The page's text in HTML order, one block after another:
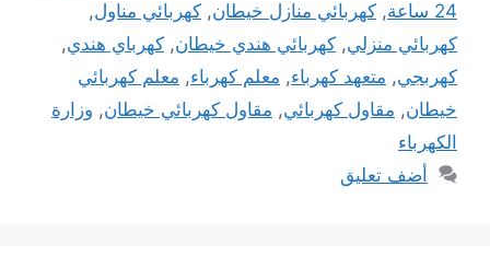
24 ساعة
, كهربائي منازل خيطان, كهربائي مناول,
كهربائي منزلي, كهربائي هندي خيطان, كهرباي هندي,
كهربجي, متعهد كهرباء, معلم كهرباء, معلم كهربائي
خيطان, مقاول كهربائي, مقاول كهربائي خيطان, وزارة
الكهرباء
أضف تعليق